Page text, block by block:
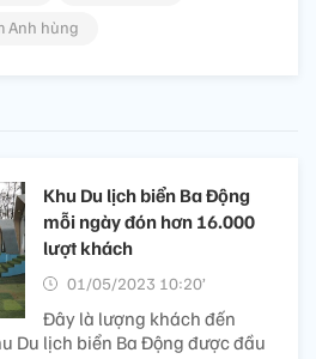
Anh hùng
Khu Du lịch biển Ba Động
mỗi ngày đón hơn 16.000
lượt khách
01/05/2023 10:20’
Đây là lượng khách đến
Du lịch biển Ba Động được đầu